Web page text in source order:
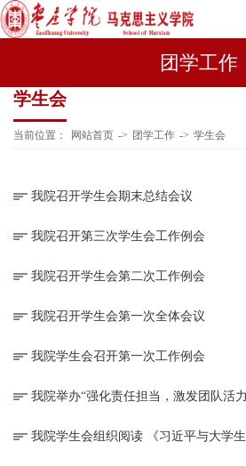
团学工作
学生会
当前位置： 网站首页 -> 团学工作 -> 学生会
我院召开学生会期末总结会议
我院召开第三次学生会工作例会
我院召开学生会第二次工作例会
我院召开学生会第一次全体会议
我院学生会召开第一次工作例会
我院学生会组织阅读 《习近平与大学生